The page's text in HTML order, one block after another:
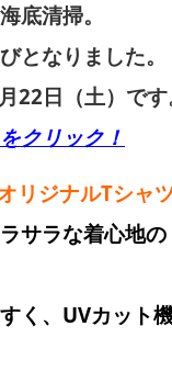
底清掃。
となりました。
月22日（土）です
クリック！
リジナルTシャ
サラな着心地
く、UVカット